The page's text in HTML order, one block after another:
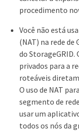
procedimento
Você não está
(NAT) na rede de
do StorageGRID.
privados para a
roteáveis
O uso de NAT
segmento de
usar um
todos os nós da